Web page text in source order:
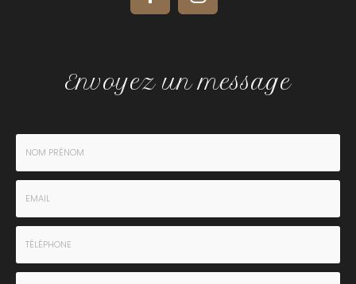
Envoyez un message
Nom
Prénom
*
Email
*
Tél.